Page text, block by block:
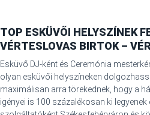
TOP ESKÜVŐI HELYSZÍNEK
VÉRTESLOVAS BIRTOK –
Esküvő DJ-ként és Ceremónia
olyan esküvői helyszíneken
maximálisan arra törekednek, hogy a
igényei is 100 százalékosan ki legyenek